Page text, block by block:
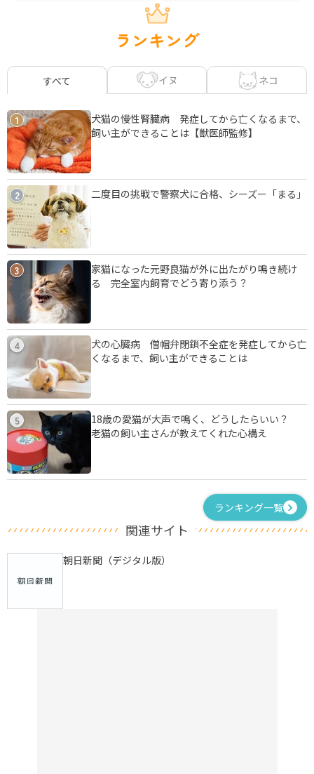
ランキング
すべて イヌ ネコ
1
犬猫の慢性腎臓病 発症してから亡くなるまで、
飼い主ができることは【獣医師監修】
2 二度目の挑戦で警察犬に合格、シーズー「まる」
3
家猫になった元野良猫が外に出たがり鳴き続け
る 完全室内飼育でどう寄り添う？
4
犬の心臓病 僧帽弁閉鎖不全症を発症してから亡
くなるまで、飼い主ができることは
5
18歳の愛猫が大声で鳴く、どうしたらいい？
老猫の飼い主さんが教えてくれた心構え
ランキング一覧
関連サイト
朝日新聞（デジタル版）